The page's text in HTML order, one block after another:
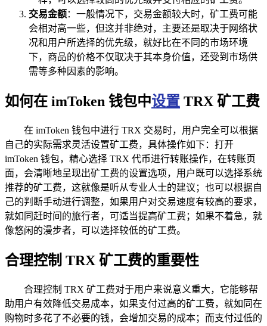
交易金额：一般情况下，交易金额较大时，矿工费可能
会相对高一些，但这并非绝对，主要还是取决于网络状
况和用户所选择的优先级，就好比在不同的市场环境
下，商品的价格不仅取决于其本身价值，还受到市场供
需等多种因素的影响。
如何在 imToken 钱包中设置 TRX 矿工费
在 imToken 钱包中进行 TRX 交易时，用户完全可以根据
自己的实际需求灵活设置矿工费，具体操作如下：打开
imToken 钱包，精心选择 TRX 代币进行转账操作，在转账页
面，会清晰地呈现出矿工费的设置选项，用户既可以选择系统
推荐的矿工费，这就像是听从专业人士的建议；也可以根据自
己的判断手动进行调整，如果用户对交易速度有较高的要求，
就如同赶时间的旅行者，可适当提高矿工费；如果不着急，就
像悠闲的漫步者，可以选择较低的矿工费。
合理控制 TRX 矿工费的重要性
合理控制 TRX 矿工费对于用户来说意义重大，它能够帮
助用户有效降低交易成本，如果支付过高的矿工费，就如同在
购物时多花了不必要的钱，会增加交易的成本；而支付过低的